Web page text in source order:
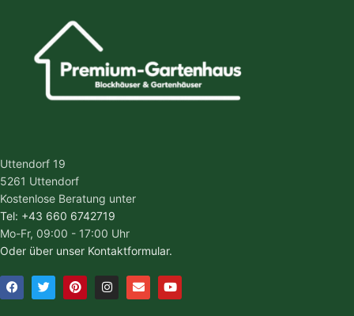
Uttendorf 19
5261 Uttendorf
Kostenlose Beratung unter
Tel: +43 660 6742719
Mo-Fr, 09:00 - 17:00 Uhr
Oder über unser Kontaktformular.